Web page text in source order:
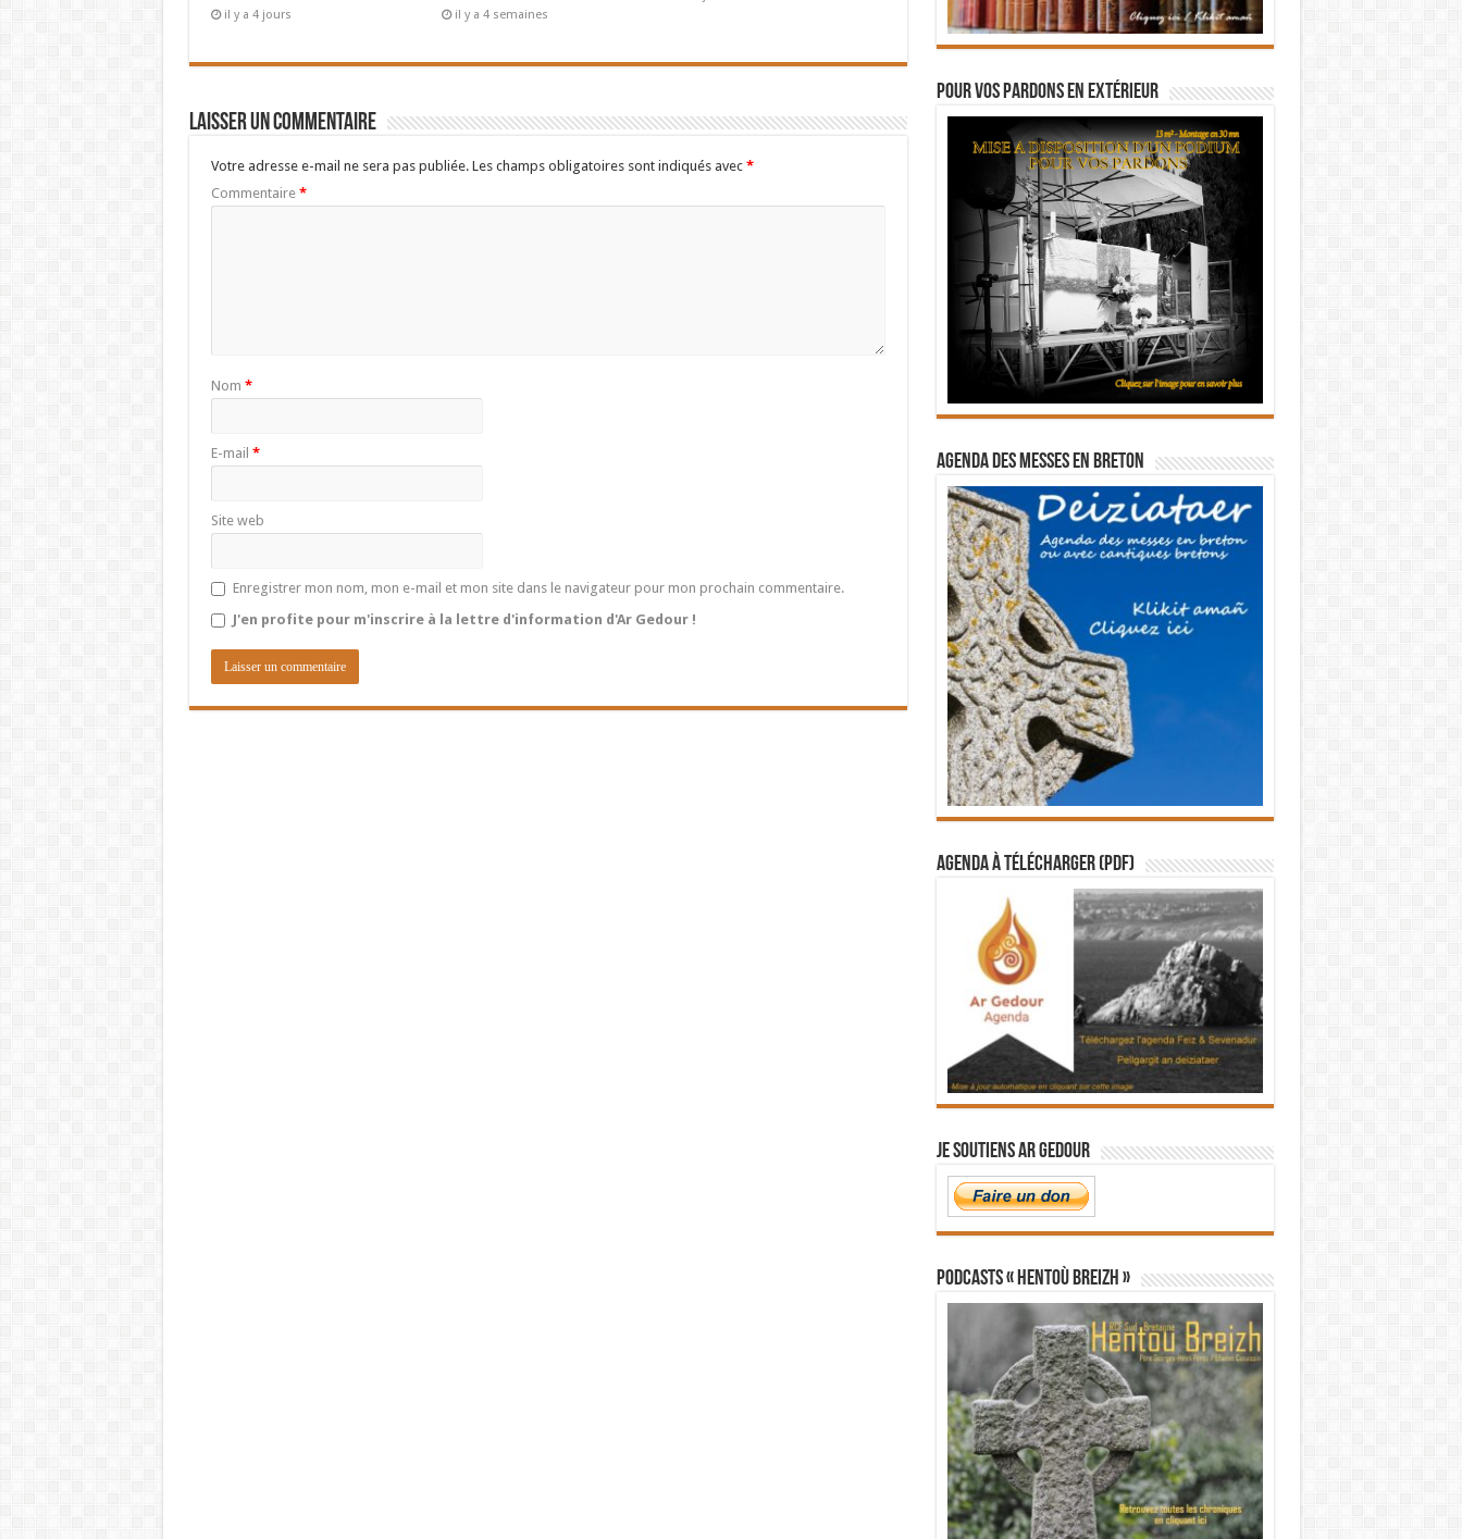
il y a 4 jours il y a 4 semaines
Laisser un commentaire
Votre adresse e-mail ne sera pas publiée. Les champs obligatoires sont indiqués avec *
Commentaire *
Nom *
E-mail *
Site web
Enregistrer mon nom, mon e-mail et mon site dans le navigateur pour mon prochain commentaire.
J'en profite pour m'inscrire à la lettre d'information d'Ar Gedour !
Pour vos pardons en extérieur
Agenda des messes en breton
Agenda à télécharger (PDF)
Je soutiens Ar Gedour
PODCASTS « Hentoù Breizh »